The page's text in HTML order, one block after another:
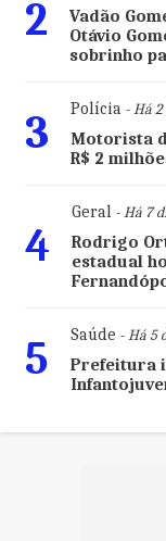
2
Vadão
Otávio
sobrinho
3 Polícia- Há 2
Motorista
R$ 2
4
Geral- Há 7
Rodrigo
estadual
5 Saúde - Há 5
Prefeitura